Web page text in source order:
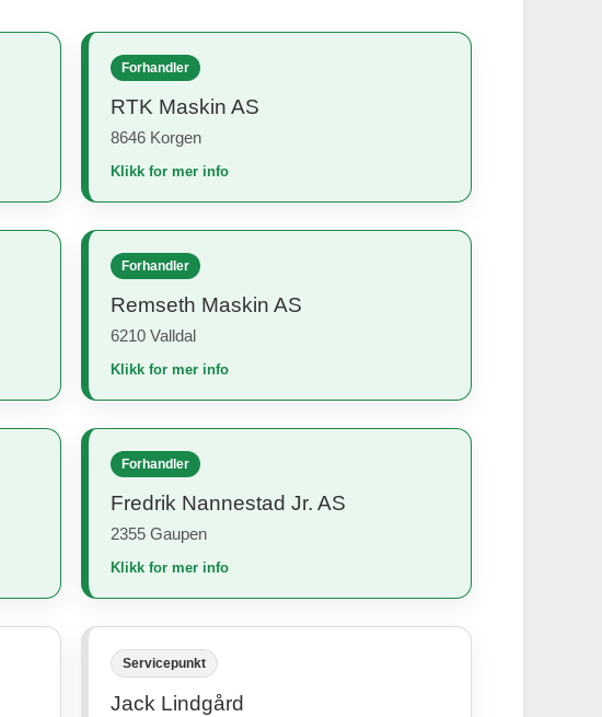
Forhandler
RTK Maskin AS
8646 Korgen
Klikk for mer info
Forhandler
Remseth Maskin AS
6210 Valldal
Klikk for mer info
Forhandler
Fredrik Nannestad Jr. AS
2355 Gaupen
Klikk for mer info
Servicepunkt
Jack Lindgård